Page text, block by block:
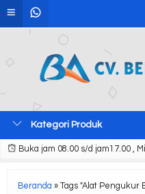
Kategori Produk
Buka jam 08.00 s/d jam17.00 ,
Beranda » Tags "Alat Pengukur